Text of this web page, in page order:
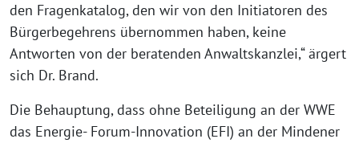
den Fragenkatalog, den wir von den Initiatoren des
Bürgerbegehrens übernommen haben, keine
Antworten von der beratenden Anwaltskanzlei,“ ärgert
sich Dr. Brand.
Die Behauptung, dass ohne Beteiligung an der WWE
das Energie- Forum-Innovation (EFI) an der Mindener